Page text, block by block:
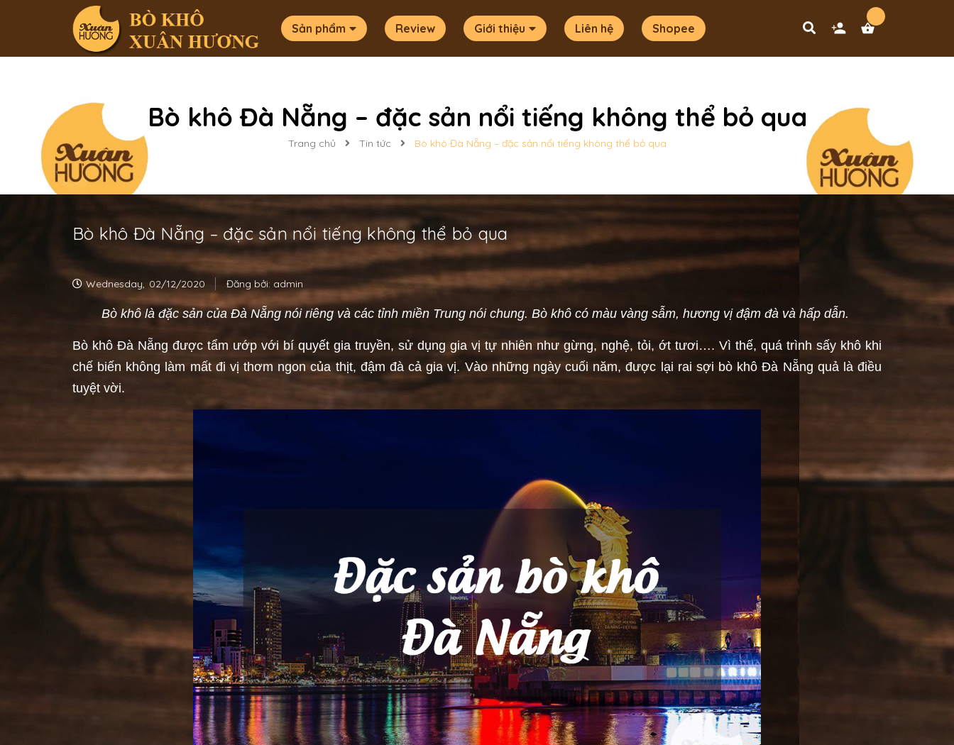
Sản phẩm Review Giới thiệu Liên hệ Shopee
Bò khô Đà Nẵng – đặc sản nổi tiếng không thể bỏ qua
Trang chủ Tin tức Bò khô Đà Nẵng – đặc sản nổi tiếng không thể bỏ qua
Bò khô Đà Nẵng – đặc sản nổi tiếng không thể bỏ qua
Wednesday, 02/12/2020 Đăng bởi: admin
Bò khô là đặc sản của Đà Nẵng nói riêng và các tỉnh miền Trung nói chung. Bò khô có màu vàng sẫm, hương vị đậm đà và hấp dẫn.
Bò khô Đà Nẵng được tẩm ướp với bí quyết gia truyền, sử dụng gia vị tự nhiên như gừng, nghệ, tỏi, ớt tươi…. Vì thế, quá trình sấy khô khi
chế biến không làm mất đi vị thơm ngon của thịt, đậm đà cả gia vị. Vào những ngày cuối năm, được lại rai sợi bò khô Đà Nẵng quả là điều
tuyệt vời.